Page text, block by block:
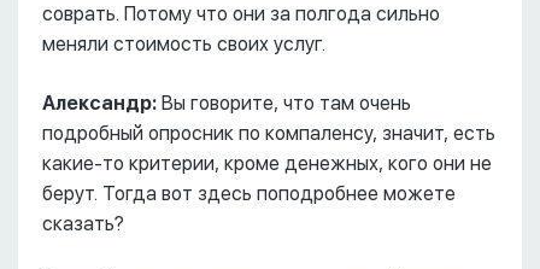
соврать. Потому что они за полгода сильно
меняли стоимость своих услуг.
Александр: Вы говорите, что там очень
подробный опросник по компаленсу, значит, есть
какие-то критерии, кроме денежных, кого они не
берут. Тогда вот здесь поподробнее можете
сказать?